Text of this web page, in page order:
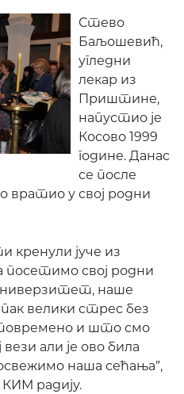
Стево
Баљошевић,
угледни
лекар из
Приштине,
напустио је
Косово 1999
године. Данас
се после
вратио у свој родни
кренули јуче из
посетимо свој родни
наше
велики стрес без
и што смо
али је ово била
наша сећања”,
радију.